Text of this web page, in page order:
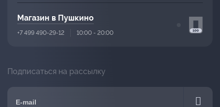
Магазин в Пушкино
+7 499 490-29-12 10:00 - 20:00
Подписаться на рассылку